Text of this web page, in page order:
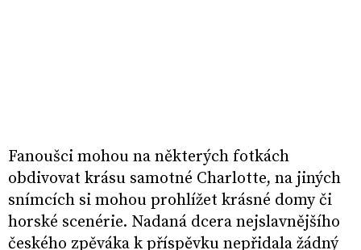
Fanoušci mohou na některých fotkách
obdivovat krásu samotné Charlotte, na jiných
snímcích si mohou prohlížet krásné domy či
horské scenérie. Nadaná dcera nejslavnějšího
českého zpěváka k příspěvku nepřidala žádný